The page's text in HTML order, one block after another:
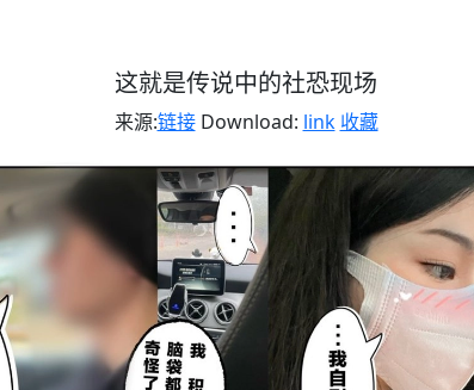
这就是传说中的社恐现场
来源:链接Download: link 收藏